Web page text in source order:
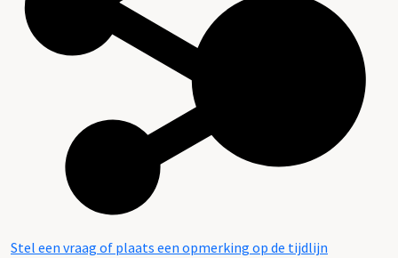
Stel een vraag of plaats een opmerking op de tijdlijn